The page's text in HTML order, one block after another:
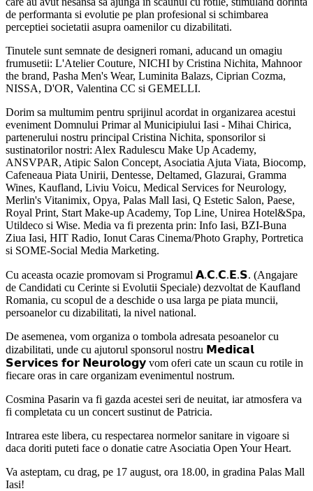
de performanta si evolutie pe plan profesional si schimbarea
perceptiei societatii asupra oamenilor cu dizabilitati.
Tinutele sunt semnate de designeri romani, aducand un omagiu
frumusetii: L'Atelier Couture, NICHI by Cristina Nichita, Mahnoor
the brand, Pasha Men's Wear, Luminita Balazs, Ciprian Cozma,
NISSA, D'OR, Valentina CC si GEMELLI.
Dorim sa multumim pentru sprijinul acordat in organizarea acestui
eveniment Domnului Primar al Municipiului Iasi - Mihai Chirica,
partenerului nostru principal Cristina Nichita, sponsorilor si
sustinatorilor nostri: Alex Radulescu Make Up Academy,
ANSVPAR, Atipic Salon Concept, Asociatia Ajuta Viata, Biocomp,
Cafeneaua Piata Unirii, Dentesse, Deltamed, Glazurai, Gramma
Wines, Kaufland, Liviu Voicu, Medical Services for Neurology,
Merlin's Vitanimix, Opya, Palas Mall Iasi, Q Estetic Salon, Paese,
Royal Print, Start Make-up Academy, Top Line, Unirea Hotel&Spa,
Utildeco si Wise. Media va fi prezenta prin: Info Iasi, BZI-Buna
Ziua Iasi, HIT Radio, Ionut Caras Cinema/Photo Graphy, Portretica
si SOME-Social Media Marketing.
Cu aceasta ocazie promovam si Programul 𝗔.𝗖.𝗖.𝗘.𝗦. (Angajare
de Candidati cu Cerinte si Evolutii Speciale) dezvoltat de Kaufland
Romania, cu scopul de a deschide o usa larga pe piata muncii,
persoanelor cu dizabilitati, la nivel national.
De asemenea, vom organiza o tombola adresata pesoanelor cu
dizabilitati, unde cu ajutorul sponsorul nostru 𝗠𝗲𝗱𝗶𝗰𝗮𝗹
𝗦𝗲𝗿𝘃𝗶𝗰𝗲𝘀 𝗳𝗼𝗿 𝗡𝗲𝘂𝗿𝗼𝗹𝗼𝗴𝘆 vom oferi cate un scaun cu rotile in
fiecare oras in care organizam evenimentul nostrum.
Cosmina Pasarin va fi gazda acestei seri de neuitat, iar atmosfera va
fi completata cu un concert sustinut de Patricia.
Intrarea este libera, cu respectarea normelor sanitare in vigoare si
daca doriti puteti face o donatie catre Asociatia Open Your Heart.
Va asteptam, cu drag, pe 17 august, ora 18.00, in gradina Palas Mall
Iasi!